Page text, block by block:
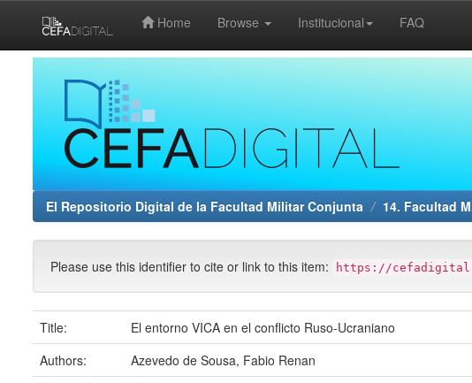
Home Browse Institucional FAQ
El Repositorio Digital de la Facultad Militar Conjunta 14. Facultad
Please use this identifier to cite or link to this item: https://
Title:
El entorno VICA en el conflicto Ruso-Ucraniano
Authors:
Azevedo de Sousa, Fabio Renan